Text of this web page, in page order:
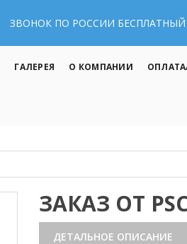
ЗВОНОК ПО РОССИИ БЕСПЛАТНЫЙ
ГАЛЕРЕЯ О КОМПАНИИ
ЗАКАЗ ОТ
ДЕТАЛЬНОЕ ОПИСАНИЕ